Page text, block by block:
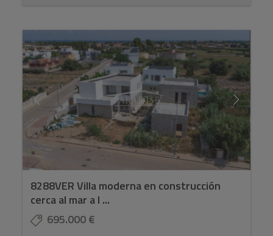
8288VER Villa moderna en construcción
cerca al mar a l ...
695.000 €